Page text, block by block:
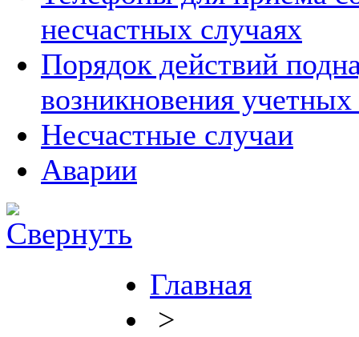
несчастных случаях
Порядок действий
возникновения
Несчастные случаи
Аварии
Главная
>